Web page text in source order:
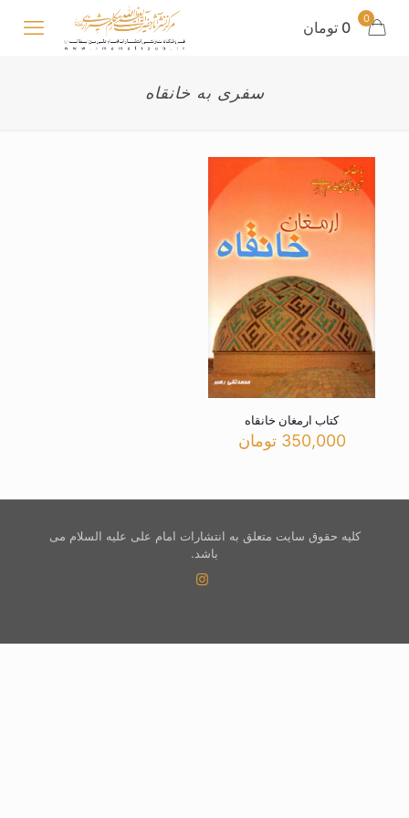
0 0 تومان
سفری به خانقاه
کتاب ارمغان خانقاه
350,000 تومان
کلیه حقوق سایت متعلق به انتشارات امام علی علیه السلام می
باشد.